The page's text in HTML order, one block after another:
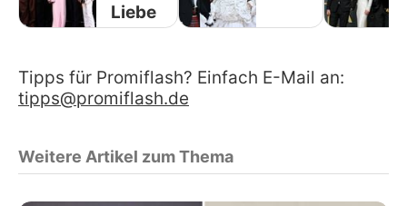
Liebe
Tipps für Promiflash? Einfach E-Mail an:
tipps@promiflash.de
Weitere Artikel zum Thema